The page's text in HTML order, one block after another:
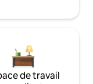
de travail